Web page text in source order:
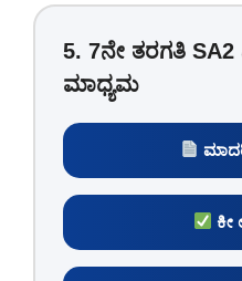
5. 7ನೇ ತರಗತಿ SA2
ಮಾಧ್ಯಮ
ಮಾದರಿ
ಕೀ